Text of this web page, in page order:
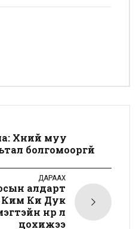
Хүний муу
болгомооргүй
ДАРААХ
алдарт
Ким Ки Дук
нүүр лүү
цохижээ